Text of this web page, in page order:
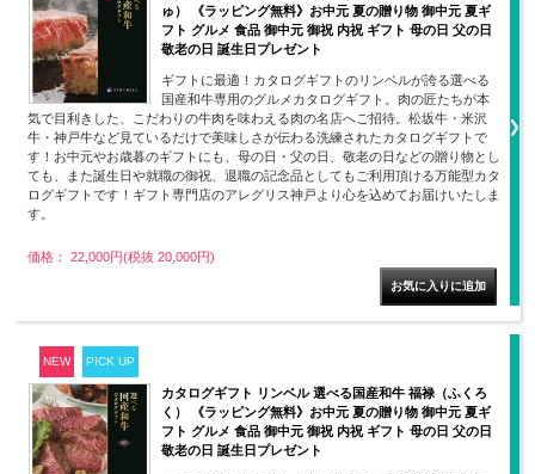
ゅ） 《ラッピング無料》お中元 夏の贈り物 御中元 夏ギ
フト グルメ 食品 御中元 御祝 内祝 ギフト 母の日 父の日
敬老の日 誕生日プレゼント
ギフトに最適！カタログギフトのリンベルが誇る選べる
国産和牛専用のグルメカタログギフト。肉の匠たちが本
気で目利きした、こだわりの牛肉を味わえる肉の名店へご招待。松坂牛・米沢
牛・神戸牛など見ているだけで美味しさが伝わる洗練されたカタログギフトで
す！お中元やお歳暮のギフトにも、母の日・父の日、敬老の日などの贈り物とし
ても、また誕生日や就職の御祝、退職の記念品としてもご利用頂ける万能型カタ
ログギフトです！ギフト専門店のアレグリス神戸より心を込めてお届けいたしま
す。
価格： 22,000円(税抜 20,000円)
NEW PICK UP
カタログギフト リンベル 選べる国産和牛 福禄（ふくろ
く） 《ラッピング無料》お中元 夏の贈り物 御中元 夏ギ
フト グルメ 食品 御中元 御祝 内祝 ギフト 母の日 父の日
敬老の日 誕生日プレゼント